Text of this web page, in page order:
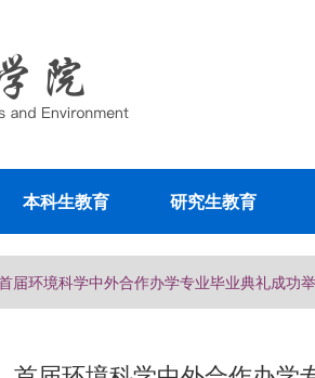
本科生教育 研究生教育
届环境科学中外合作办学专业毕业典礼成功